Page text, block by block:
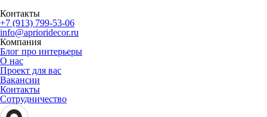
Контакты
+7 (913) 799-53-06
info@aprioridecor.ru
Компания
Блог про интерьеры
О нас
Проект для вас
Вакансии
Контакты
Сотрудничество